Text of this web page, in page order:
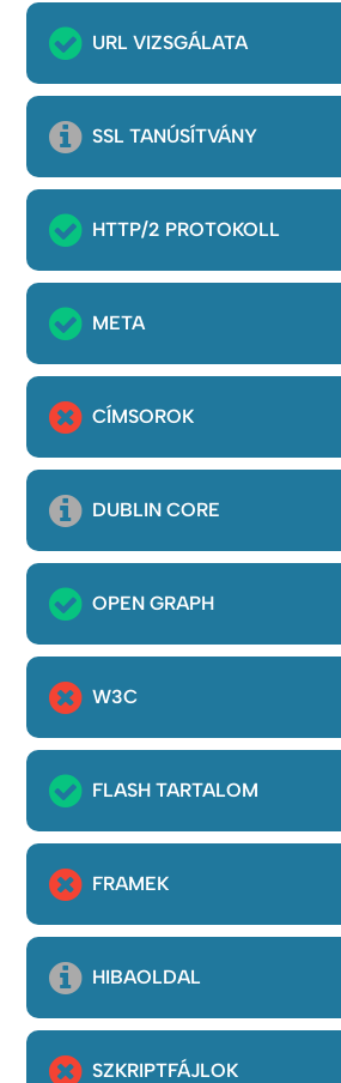
URL VIZSGÁLATA
SSL TANÚSÍTVÁNY
HTTP/2 PROTOKOLL
META
CÍMSOROK
DUBLIN CORE
OPEN GRAPH
W3C
FLASH TARTALOM
FRAMEK
HIBAOLDAL
SZKRIPTFÁJLOK